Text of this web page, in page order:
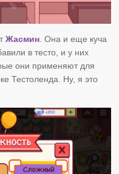
Жасмин . Она и еще куча
в тесто, и у них
они применяют для
Тестоленда. Ну, я это